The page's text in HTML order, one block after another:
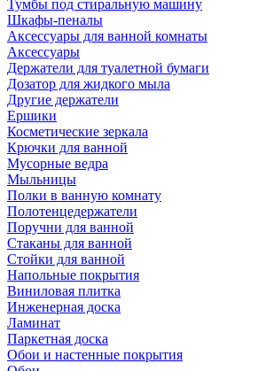
Тумбы под стиральную машину
Шкафы-пеналы
Аксессуары для ванной комнаты
Аксессуары
Держатели для туалетной бумаги
Дозатор для жидкого мыла
Другие держатели
Ершики
Косметические зеркала
Крючки для ванной
Мусорные ведра
Мыльницы
Полки в ванную комнату
Полотенцедержатели
Поручни для ванной
Стаканы для ванной
Стойки для ванной
Напольные покрытия
Виниловая плитка
Инженерная доска
Ламинат
Паркетная доска
Обои и настенные покрытия